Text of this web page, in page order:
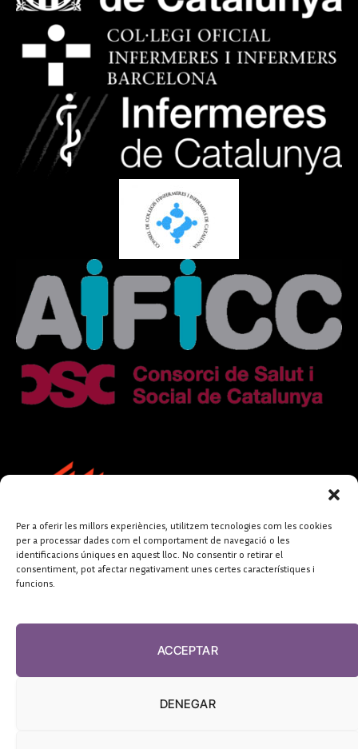
Per a oferir les millors experiències, utilitzem tecnologies com les cookies
per a processar dades com el comportament de navegació o les
identificacions úniques en aquest lloc. No consentir o retirar el
consentiment, pot afectar negativament unes certes característiques i
funcions.
ACCEPTAR
DENEGAR
FUNDACIÓ